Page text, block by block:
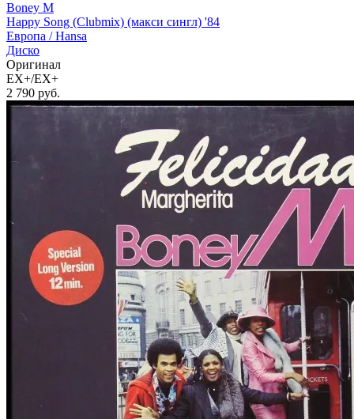
Boney M
Happy Song (Clubmix) (макси сингл) '84
Европа /Hansa
Диско
Оригинал
EX+/EX+
2 790 руб.